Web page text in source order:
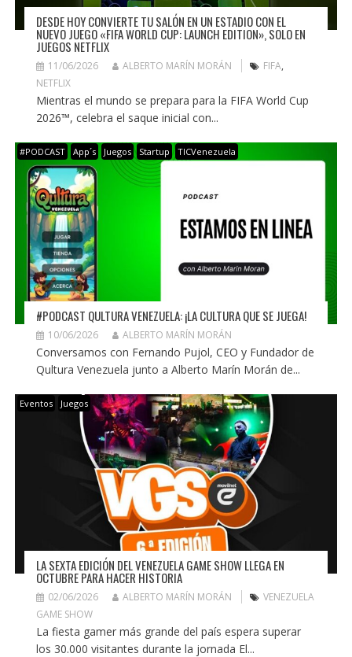
DESDE HOY CONVIERTE TU SALÓN EN UN ESTADIO CON EL
NUEVO JUEGO «FIFA WORLD CUP: LAUNCH EDITION», SOLO EN
JUEGOS NETFLIX
11/06/2026 ALBERTO MARÍN MORÁN FIFA,
NETFLIX
Mientras el mundo se prepara para la FIFA World Cup
2026™, celebra el saque inicial con...
#PODCAST App´s Juegos Startup TICVenezuela
#PODCAST QULTURA VENEZUELA: ¡LA CULTURA QUE SE JUEGA!
10/06/2026 ALBERTO MARÍN MORÁN
Conversamos con Fernando Pujol, CEO y Fundador de
Qultura Venezuela junto a Alberto Marín Morán de...
Eventos Juegos
LA SEXTA EDICIÓN DEL VENEZUELA GAME SHOW LLEGA EN
OCTUBRE PARA HACER HISTORIA
02/06/2026 ALBERTO MARÍN MORÁN
VENEZUELA
GAME SHOW
La fiesta gamer más grande del país espera superar
los 30.000 visitantes durante la jornada El...